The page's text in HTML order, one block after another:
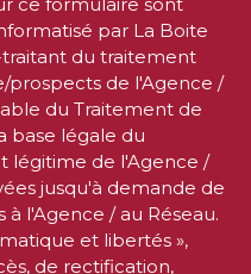
sur vos droits.
l'Agence / le
et Libertés » ne
adresser une
informons de
au démarchage
vous pouvez
. Dans le
personnelles,
de Données